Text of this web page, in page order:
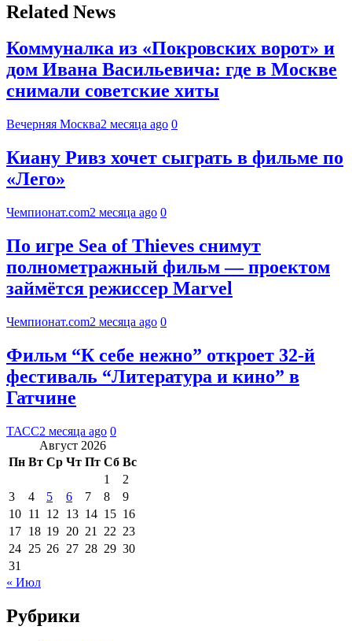
Related News
Коммуналка из «Покровских ворот» и
дом Ивана Васильевича: где в Москве
снимали советские хиты
Вечерняя Москва2 месяца ago 0
Киану Ривз хочет сыграть в фильме по
«Лего»
Чемпионат.com2 месяца ago 0
По игре Sea of Thieves снимут
полнометражный фильм — проектом
займётся режиссер Marvel
Чемпионат.com2 месяца ago 0
Фильм “К себе нежно” откроет 32-й
фестиваль “Литература и кино” в
Гатчине
ТАСС2 месяца ago 0
Август 2026
Пн Вт Ср Чт Пт Сб Вс
1
2
3
4 5 6 7 8
9
10 11 12 13 14 15 16
17 18 19 20 21 22 23
24 25 26 27 28 29 30
31
« Июл
Рубрики